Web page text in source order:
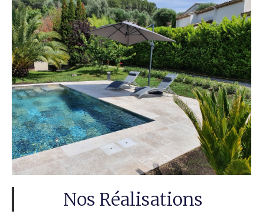
Nos Réalisations